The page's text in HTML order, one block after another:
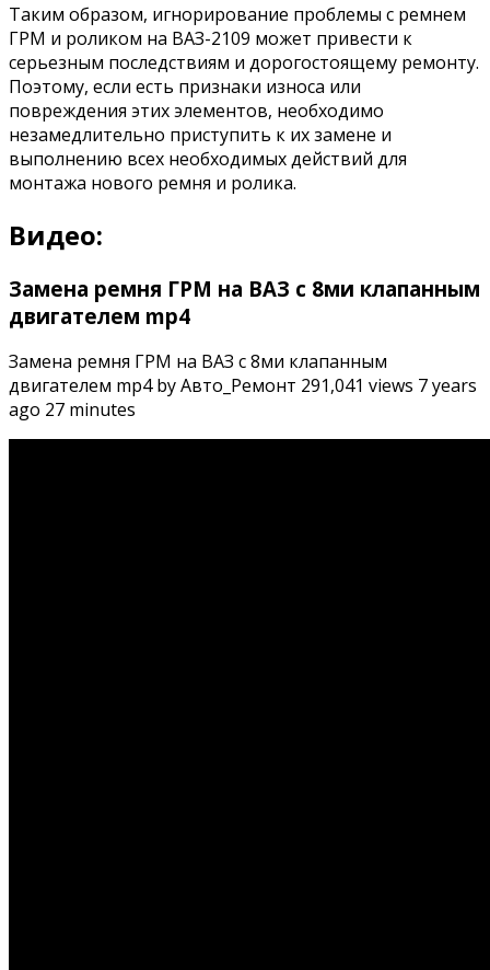
Таким образом, игнорирование проблемы с ремнем
ГРМ и роликом на ВАЗ-2109 может привести к
серьезным последствиям и дорогостоящему ремонту.
Поэтому, если есть признаки износа или
повреждения этих элементов, необходимо
незамедлительно приступить к их замене и
выполнению всех необходимых действий для
монтажа нового ремня и ролика.
Видео:
Замена ремня ГРМ на ВАЗ с 8ми клапанным
двигателем mp4
Замена ремня ГРМ на ВАЗ с 8ми клапанным
двигателем mp4 by Авто_Ремонт 291,041 views 7 years
ago 27 minutes